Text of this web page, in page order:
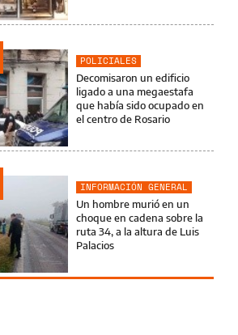
POLICIALES
Decomisaron un edificio
ligado a una megaestafa
que había sido ocupado en
el centro de Rosario
INFORMACIÓN GENERAL
Un hombre murió en un
choque en cadena sobre la
ruta 34, a la altura de Luis
Palacios